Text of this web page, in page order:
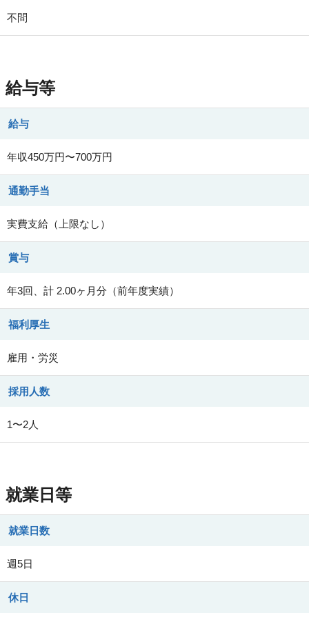
不問
給与等
給与
年収450万円〜700万円
通勤手当
実費支給（上限なし）
賞与
年3回、計 2.00ヶ月分（前年度実績）
福利厚生
雇用・労災
採用人数
1〜2人
就業日等
就業日数
週5日
休日